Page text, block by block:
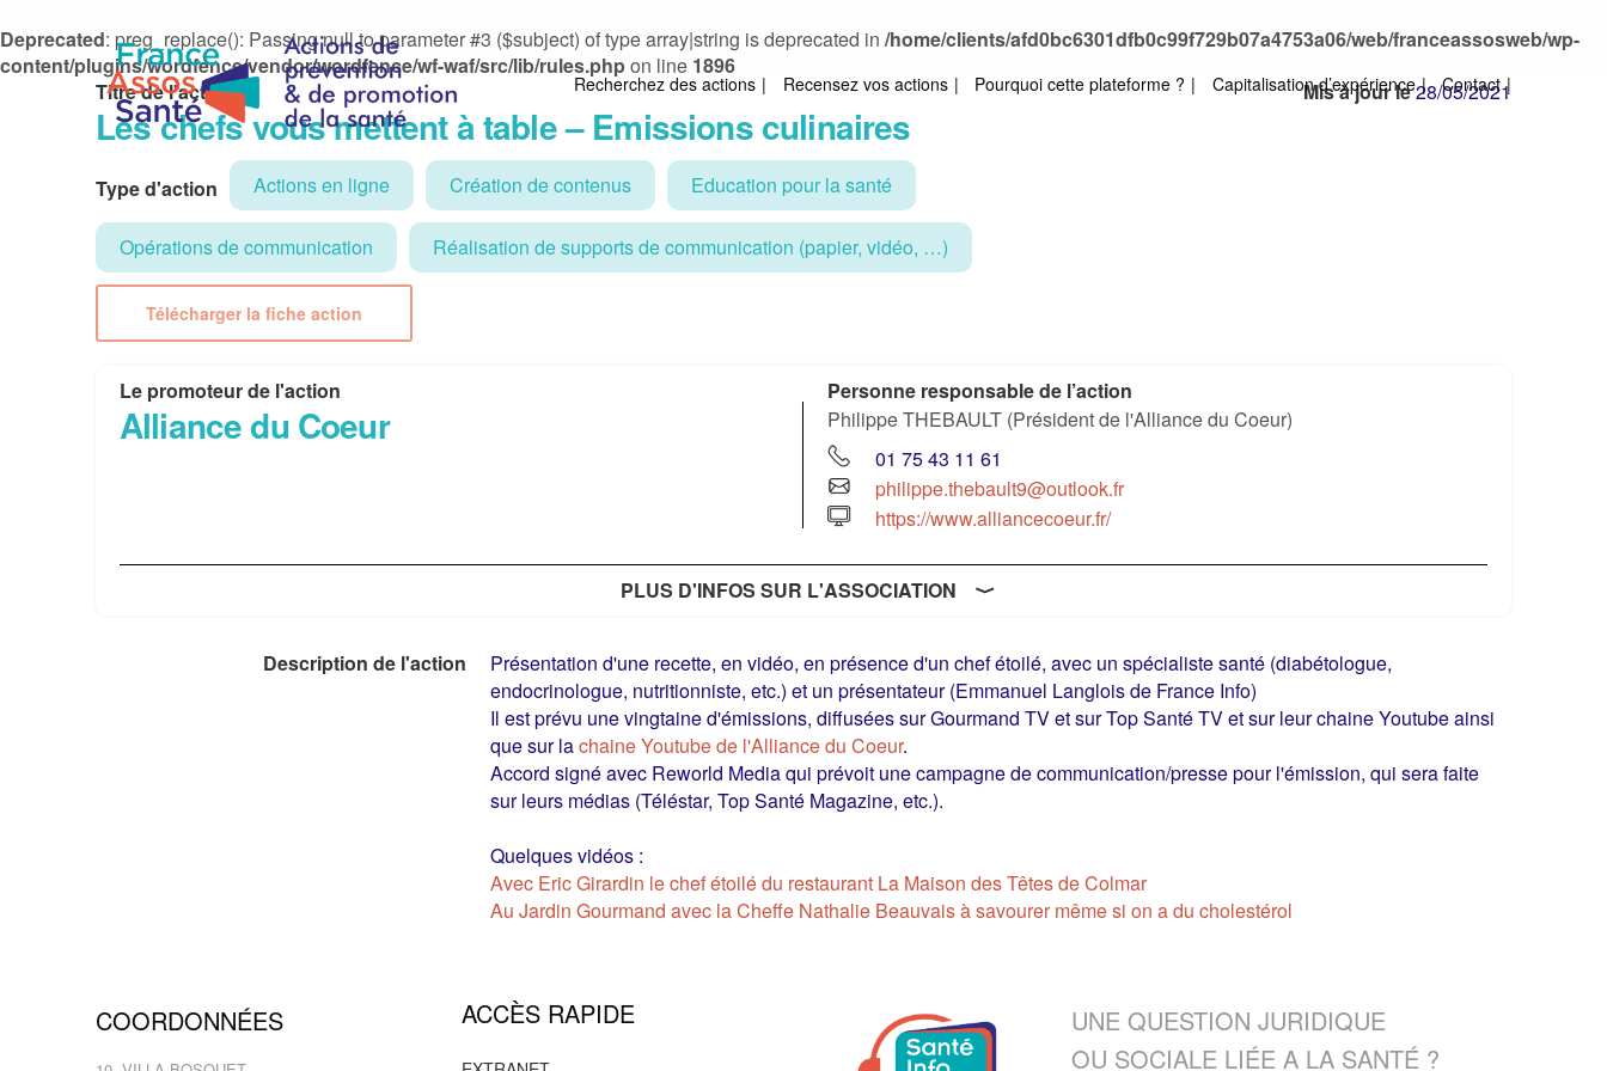
Deprecated: preg_replace(): Passing null to parameter #3 ($subject) of type array|string is deprecated in /home/clients/afd0bc6301dfb0c99f729b07a4753a06/web/franceassosweb/wp-
content/plugins/wordfence/vendor/wordfence/wf-waf/src/lib/rules.phpon line 1896
Recherchez des actions Recensez vos actions Pourquoi cette plateforme ? Capitalisation d’expérience Contact
Titre de l'action
Les chefs vous mettent à table – Emissions culinaires
Mis à jour le28/05/2021
Type d'action Actions en ligne Création de contenus Education pour la santé
Opérations de communication Réalisation de supports de communication (papier, vidéo, …)
Télécharger la fiche action
Le promoteur de l'action
Alliance du Coeur
Personne responsable de l’action
Philippe THEBAULT (Président de l'Alliance du Coeur)
01 75 43 11 61
philippe.thebault9@outlook.fr
https://www.alliancecoeur.fr/
PLUS D'INFOS SUR L'ASSOCIATION
Description de l'action
Présentation d'une recette, en vidéo, en présence d'un chef étoilé, avec un spécialiste santé (diabétologue,
endocrinologue, nutritionniste, etc.) et un présentateur (Emmanuel Langlois de France Info)
Il est prévu une vingtaine d'émissions, diffusées sur Gourmand TV et sur Top Santé TV et sur leur chaine Youtube ainsi
que sur lachaine Youtube de l'Alliance du Coeur.
Accord signé avec Reworld Media qui prévoit une campagne de communication/presse pour l'émission, qui sera faite
sur leurs médias (Téléstar, Top Santé Magazine, etc.).
Quelques vidéos :
Avec Eric Girardin le chef étoilé du restaurant La Maison des Têtes de Colmar
Au Jardin Gourmand avec la Cheffe Nathalie Beauvais à savourer même si on a du cholestérol
10 Rue Lebouis, Paris, France
COORDONNÉES ACCÈS RAPIDE
UNE QUESTION JURIDIQUE
OU SOCIALE LIÉE A LA SANTÉ ?